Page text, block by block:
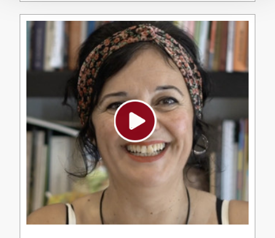
specific characteristics (fingerprinting)
Find out more about how your personal data is processed
and set your preferences in thedetails section
Webgune honek cookie propioak eta hirugarrenen cookie-
fitxategiak erabiltzen ditu. Zure esperientzia eta
zerbitzuak hobetzeko asmoz, cookie teknologiaz
baliatzen gara. Ohar hau onartuz gero, teknologia hori
erabiltzeko baimen esplizitua ematen diguzu.
Gehiago